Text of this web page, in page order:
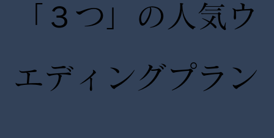
「３つ」の人気ウ
エディングプラン